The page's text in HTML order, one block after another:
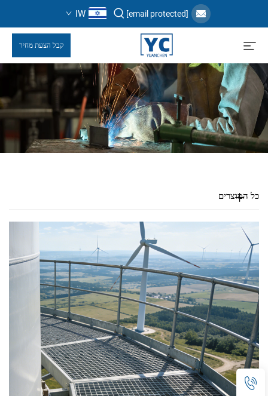
[email protected]
IW
קבל הצעת מחיר
כל המוצרים